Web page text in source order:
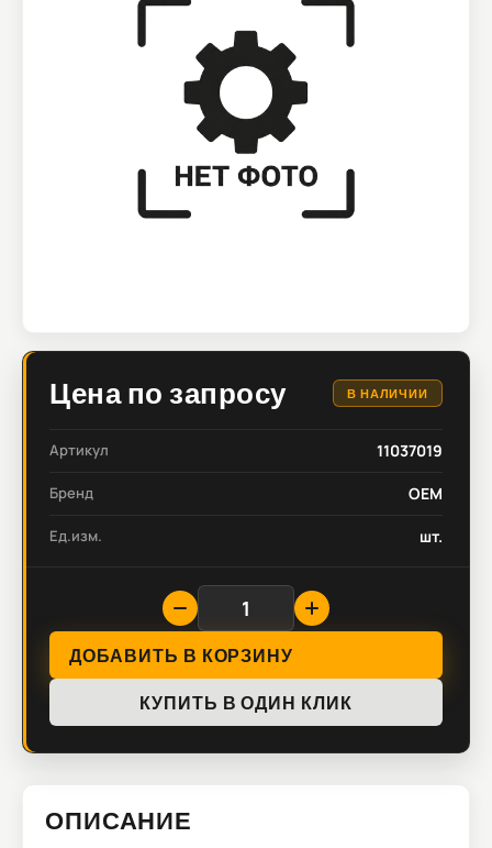
Цена по запросу В НАЛИЧИИ
Артикул 11037019
Бренд OEM
Ед.изм. шт.
ДОБАВИТЬ В КОРЗИНУ
КУПИТЬ В ОДИН КЛИК
ОПИСАНИЕ